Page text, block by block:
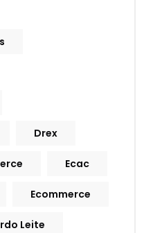
Drex
Ecac
Ecommerce
Leite